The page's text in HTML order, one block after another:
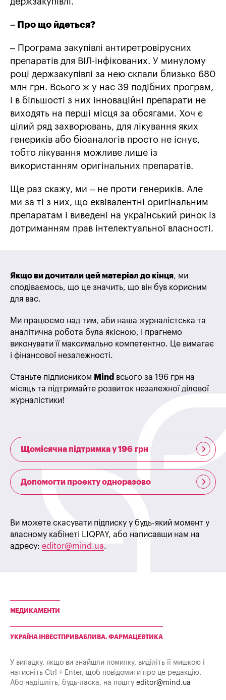
– Про що йдеться?
– Програма закупівлі антиретровірусних
препаратів для ВІЛ-інфікованих. У минулому
році держзакупівлі за нею склали близько 680
млн грн. Всього ж у нас 39 подібних програм,
і в більшості з них інноваційні препарати не
виходять на перші місця за обсягами. Хоч є
цілий ряд захворювань, для лікування яких
генериків або біоаналогів просто не існує,
тобто лікування можливе лише із
використанням оригінальних препаратів.
Ще раз скажу, ми – не проти генериків. Але
ми за ті з них, що еквівалентні оригінальним
препаратам і виведені на український ринок із
дотриманням прав інтелектуальної власності.
Якщо ви дочитали цей матеріал до кінця, ми
сподіваємось, що це значить, що він був корисним
для вас.
Ми працюємо над тим, аби наша журналістська та
аналітична робота була якісною, і прагнемо
виконувати її максимально компетентно. Це вимагає
і фінансової незалежності.
Станьте підписником Mind всього за 196 грн на
місяць та підтримайте розвиток незалежної ділової
журналістики!
Щомісячна підтримка у 196 грн
Допомогти проекту одноразово
Ви можете скасувати підписку у будь-який момент у
власному кабінеті LIQPAY, або написавши нам на
адресу: editor@mind.ua.
МЕДИКАМЕНТИ
УКРАЇНА ІНВЕСТПРИВАБЛИВА. ФАРМАЦЕВТИКА
У випадку, якщо ви знайшли помилку, виділіть її мишкою і
натисніть Ctrl + Enter, щоб повідомити про це редакцію.
Або надішліть, будь-ласка, на пошту editor@mind.ua